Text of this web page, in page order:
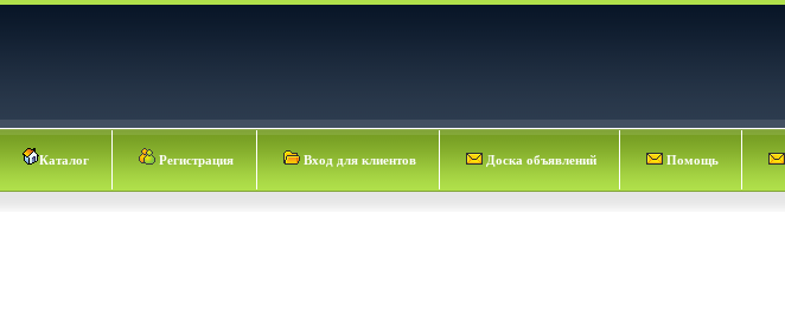
Каталог Регистрация Вход для клиентов Доска объявлений Помощь